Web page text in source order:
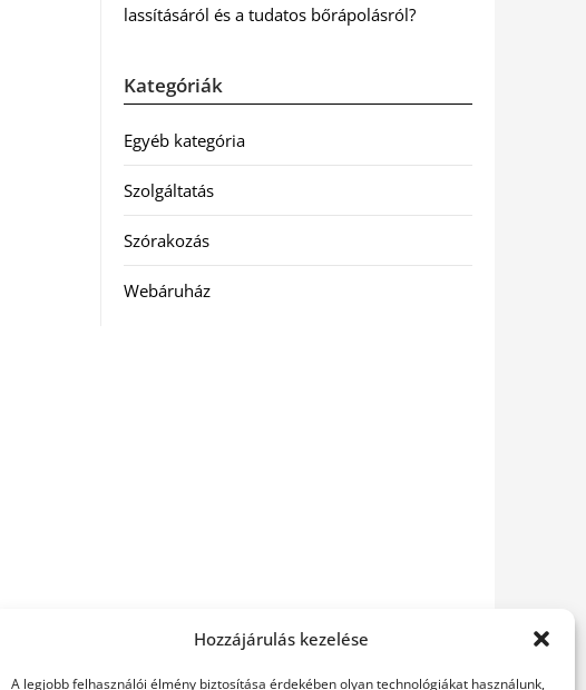
Hozzájárulás kezelése
A legjobb felhasználói élmény biztosítása érdekében olyan technológiákat használunk,
lassításáról és a tudatos bőrápolásról?
Kategóriák
Egyéb kategória
Szolgáltatás
Szórakozás
Webáruház